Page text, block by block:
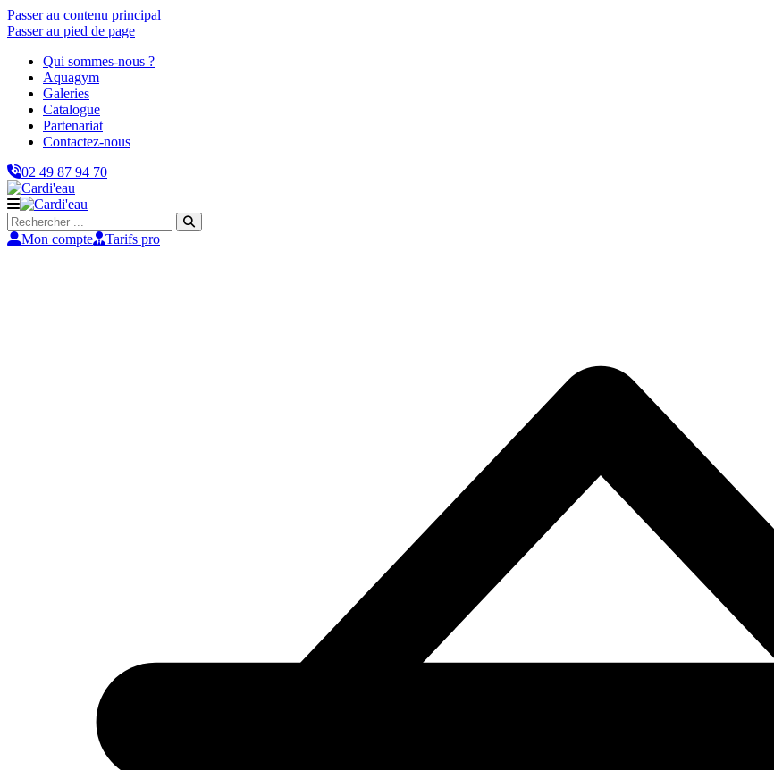
Passer au contenu principal
Passer au pied de page
Qui sommes-nous ?
Aquagym
Galeries
Catalogue
Partenariat
Contactez-nous
02 49 87 94 70
Rechercher
Mon compte
Tarifs pro